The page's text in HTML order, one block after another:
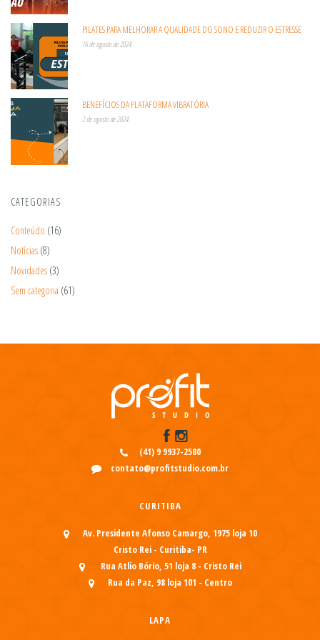
PILATES PARA MELHORAR A QUALIDADE DO SONO E REDUZIR O ESTRESSE
16 de agosto de 2024
BENEFÍCIOS DA PLATAFORMA VIBRATÓRIA
2 de agosto de 2024
CATEGORIAS
Conteúdo (16)
Notícias (8)
Novidades (3)
Sem categoria (61)
(41) 9 9937-2580
contato@profitstudio.com.br
CURITIBA
Av. Presidente Afonso Camargo, 1975 loja 10
Cristo Rei - Curitiba- PR
Rua Atlio Bório, 51 loja 8 - Cristo Rei
Rua da Paz, 98 loja 101 - Centro
LAPA